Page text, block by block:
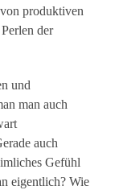
produktiven
der
und
man auch
auch
Gefühl
eigentlich? Wie